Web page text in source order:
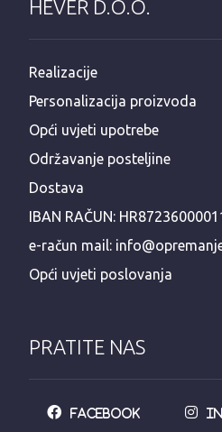
HEVER D.O.O.
Realizacije
Personalizacija proizvoda
Opći uvjeti upotrebe
Održavanje posteljine
Dostava
IBAN RAČUN:
e-račun mail:
Opći uvjeti poslovanja
PRATITE NAS
Facebook